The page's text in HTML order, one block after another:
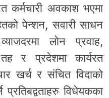
कर्मचारी अवकाश भएमा
पेन्शन, सवारी साधन
लोन प्रवाह,
र प्रदेशमा कार्यरत
खर्च र संचित विदाको
विधेयकका